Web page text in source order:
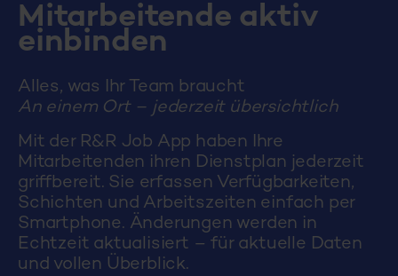
Mitarbeitende aktiv
einbinden
Alles, was Ihr Team braucht
An einem Ort – jederzeit übersichtlich
Mit der R&R Job App haben Ihre
Mitarbeitenden ihren Dienstplan jederzeit
griffbereit. Sie erfassen Verfügbarkeiten,
Schichten und Arbeitszeiten einfach per
Smartphone. Änderungen werden in
Echtzeit aktualisiert – für aktuelle Daten
und vollen Überblick.